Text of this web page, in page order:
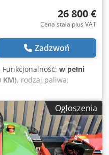
26 800 €
Cena stała plus VAT
Zadzwoń
Funkcjonalność: w pełni
KM), rodzaj paliwa:
przekładni:
!!! 2. generacja – nowy
gąsienicowa z 112 cm
gąsienicowa AGRIA
w 2023 roku, ma
licznika i znajduje się w
Ogłoszenia